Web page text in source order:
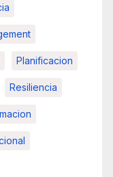
Planificacion
Resiliencia